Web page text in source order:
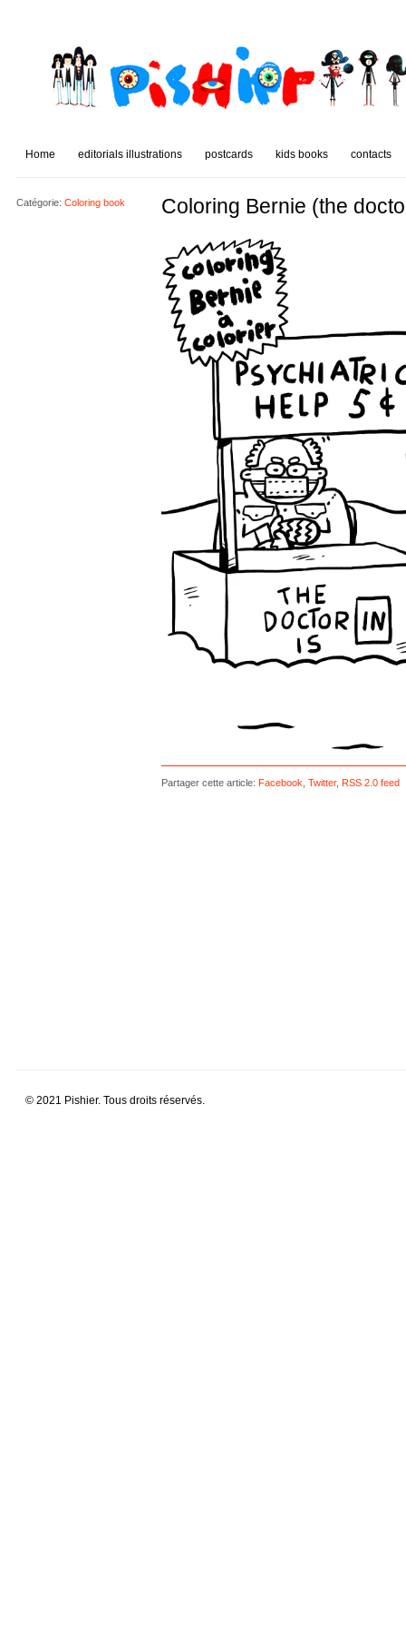
Home editorials illustrations postcards kids books contacts
Catégorie: Coloring book Coloring Bernie (the
Partager cette article: Facebook Twitter, RSS 2.0 feed
© 2021 Pishier. Tous droits réservés.